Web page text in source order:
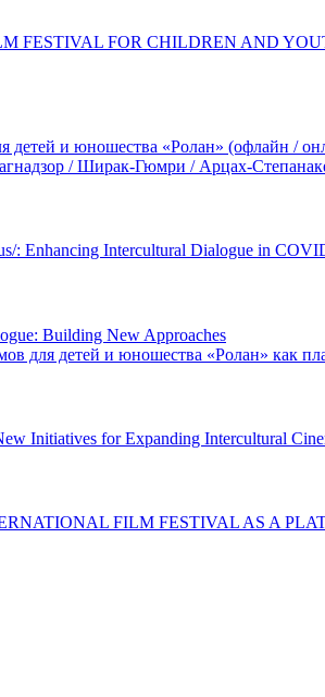
FESTIVAL FOR CHILDREN AND
детей и юношества «Ролан» (офлайн /
/ Ширак-Гюмри / Арцах-
: Enhancing Intercultural Dialogue in
Building New Approaches
для детей и юношества «Ролан» как
Initiatives for Expanding Intercultural
FILM FESTIVAL AS A